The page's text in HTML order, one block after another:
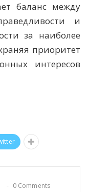
баланс между
и
за наиболее
приоритет
интересов
0 Comments